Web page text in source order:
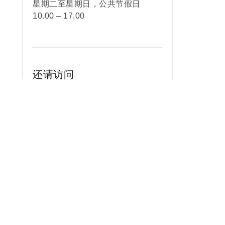
星期二至星期日，公共节假日
10.00 – 17.00
还请访问